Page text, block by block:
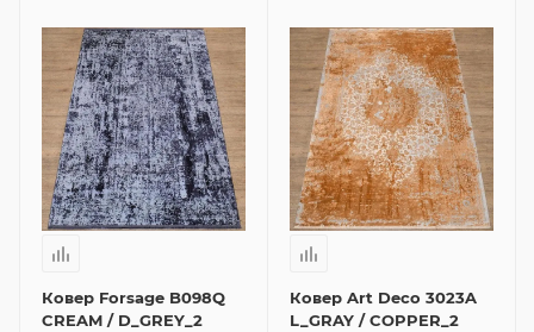
Ковер Forsage B098Q
CREAM / D_GREY_2
Ковер Art Deco 3023A
L_GRAY / COPPER_2